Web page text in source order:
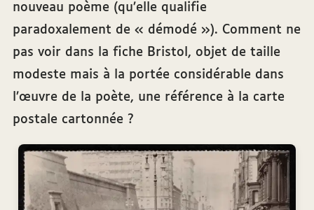
nouveau poème (qu’elle qualifie
paradoxalement de « démodé »). Comment ne
pas voir dans la fiche Bristol, objet de taille
modeste mais à la portée considérable dans
l’œuvre de la poète, une référence à la carte
postale cartonnée ?